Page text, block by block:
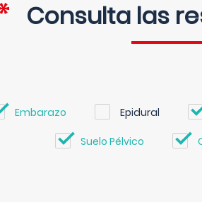
Consulta las
Embarazo Epidural
Suelo Pélvico